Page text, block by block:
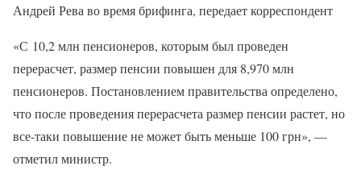
Андрей Рева во время брифинга, передает корреспондент
«С 10,2 млн пенсионеров, которым был проведен
перерасчет, размер пенсии повышен для 8,970 млн
пенсионеров. Постановлением правительства определено,
что после проведения перерасчета размер пенсии растет, но
все-таки повышение не может быть меньше 100 грн», —
отметил министр.